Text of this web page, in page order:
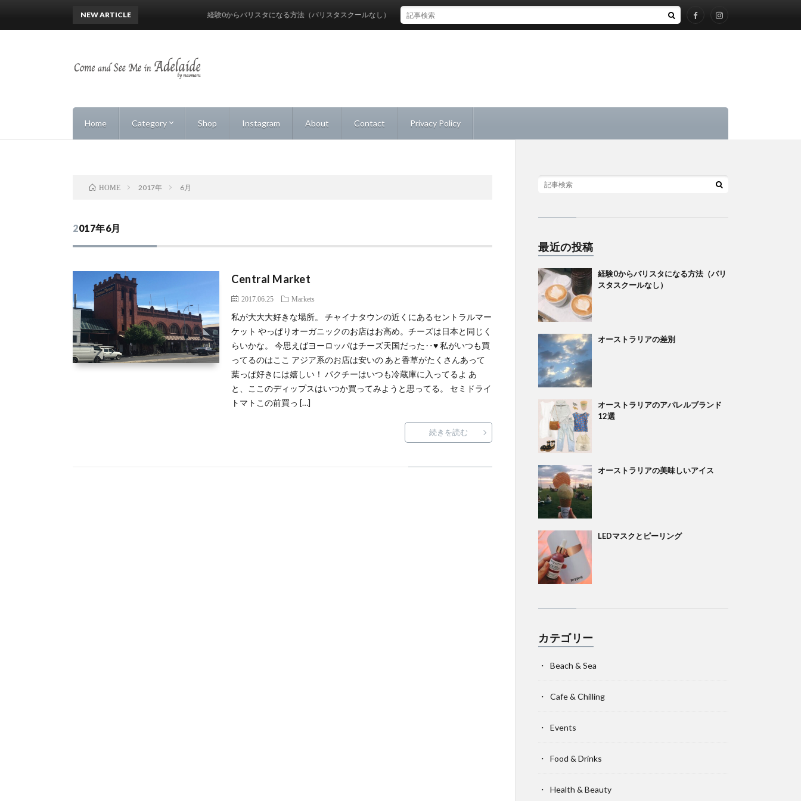
Home Category Shop Instagram About Contact Privacy Policy
NEW ARTICLE 経験0からバリスタになる方法（バリスタスクールなし）
HOME 2017年 6月
2017年6月
Central Market
2017.06.25 Markets
私が大大大好きな場所。 チャイナタウンの近くにあるセントラルマー
ケット やっぱりオーガニックのお店はお高め。チーズは日本と同じく
らいかな。 今思えばヨーロッパはチーズ天国だった‥♥ 私がいつも買
ってるのはここ アジア系のお店は安いの あと香草がたくさんあって
葉っぱ好きには嬉しい！ パクチーはいつも冷蔵庫に入ってるよ あ
と、ここのディップスはいつか買ってみようと思ってる。 セミドライ
トマトこの前買っ […]
続きを読む
最近の投稿
経験0からバリスタになる方法（バリ
スタスクールなし）
オーストラリアの差別
オーストラリアのアパレルブランド
12選
オーストラリアの美味しいアイス
LEDマスクとピーリング
カテゴリー
Beach & Sea
Cafe & Chilling
Events
Food & Drinks
Health & Beauty